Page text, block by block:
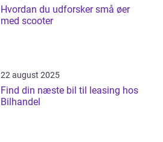
Hvordan du udforsker små øer
med scooter
22 august 2025
Find din næste bil til leasing hos
Bilhandel